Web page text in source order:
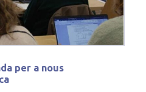
per a nous